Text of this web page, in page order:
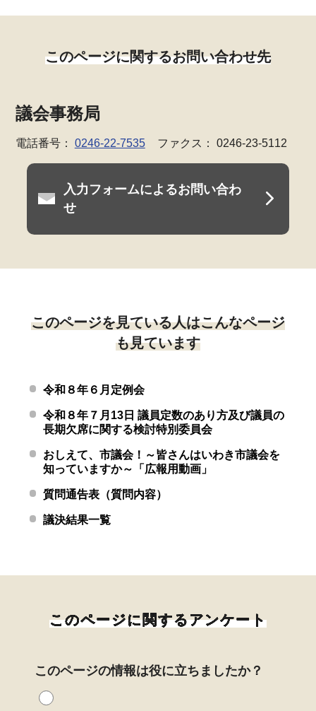
このページに関するお問い合わせ先
議会事務局
電話番号： 0246-22-7535 ファクス： 0246-23-5112
入力フォームによるお問い合わ
せ
このページを見ている人はこんなページ
も見ています
令和８年６月定例会
令和８年７月13日 議員定数のあり方及び議員の
長期欠席に関する検討特別委員会
おしえて、市議会！～皆さんはいわき市議会を
知っていますか～「広報用動画」
質問通告表（質問内容）
議決結果一覧
このページに関するアンケート
このページの情報は役に立ちましたか？